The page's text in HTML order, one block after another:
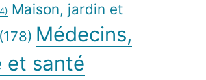
Maison, jardin et
(178) Médecins,
et santé